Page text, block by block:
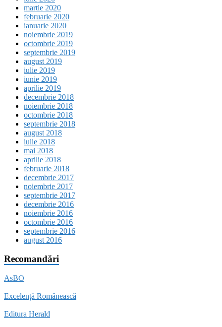
martie 2020
februarie 2020
ianuarie 2020
noiembrie 2019
octombrie 2019
septembrie 2019
august 2019
iulie 2019
iunie 2019
aprilie 2019
decembrie 2018
noiembrie 2018
octombrie 2018
septembrie 2018
august 2018
iulie 2018
mai 2018
aprilie 2018
februarie 2018
decembrie 2017
noiembrie 2017
septembrie 2017
decembrie 2016
noiembrie 2016
octombrie 2016
septembrie 2016
august 2016
Recomandări
AsBO
Excelență Românească
Editura Herald